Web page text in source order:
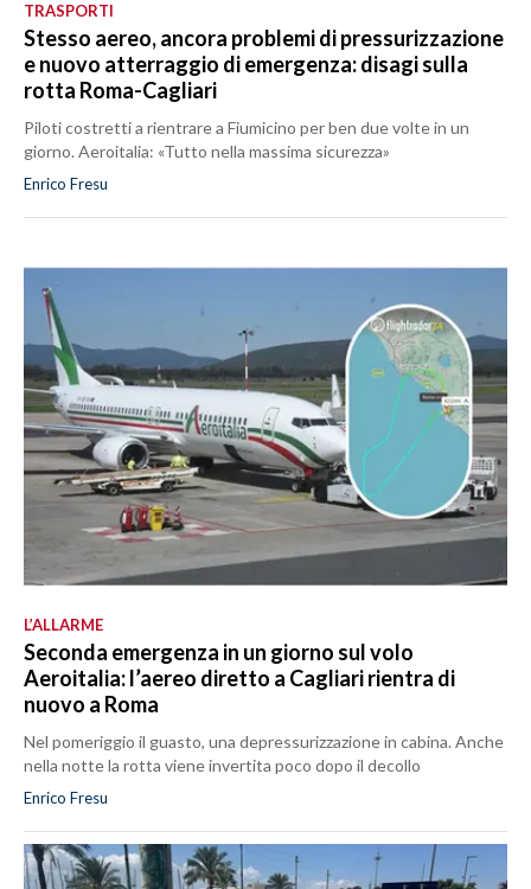
TRASPORTI
Stesso aereo, ancora problemi di pressurizzazione
e nuovo atterraggio di emergenza: disagi sulla
rotta Roma-Cagliari
Piloti costretti a rientrare a Fiumicino per ben due volte in un
giorno. Aeroitalia: «Tutto nella massima sicurezza»
Enrico Fresu
L’ALLARME
Seconda emergenza in un giorno sul volo
Aeroitalia: l’aereo diretto a Cagliari rientra di
nuovo a Roma
Nel pomeriggio il guasto, una depressurizzazione in cabina. Anche
nella notte la rotta viene invertita poco dopo il decollo
Enrico Fresu